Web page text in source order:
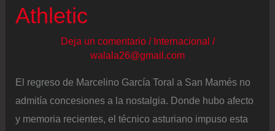
Athletic
Deja un comentario / Internacional /
walala26@gmail.com
El regreso de Marcelino García Toral a San Mamés no
admitía concesiones a la nostalgia. Donde hubo afecto
y memoria recientes, el técnico asturiano impuso esta